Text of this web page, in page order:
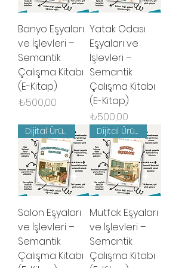
Banyo Eşyaları
ve İşlevleri –
Semantik
Çalışma Kitabı
(E-Kitap)
Fiyat
₺500,00
Yatak Odası
Eşyaları ve
İşlevleri –
Semantik
Çalışma Kitabı
(E-Kitap)
Fiyat
₺500,00
Dijital Ürün
Salon Eşyaları
ve İşlevleri –
Semantik
Çalışma Kitabı
Dijital Ürün
Mutfak Eşyaları
ve İşlevleri –
Semantik
Çalışma Kitabı